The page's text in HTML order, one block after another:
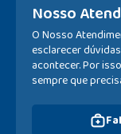
Nosso
O Nosso
esclarecer
acontecer. Por
sempre que